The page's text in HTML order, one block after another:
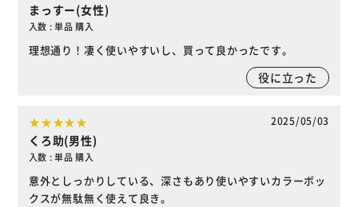
まっすー(女性)
入数 : 単品 購入
理想通り！凄く使いやすいし、買って良かったです。
役に立った
2025/05/03
くろ助(男性)
入数 : 単品 購入
意外としっかりしている、深さもあり使いやすいカラーボッ
クスが無駄無く使えて良き。